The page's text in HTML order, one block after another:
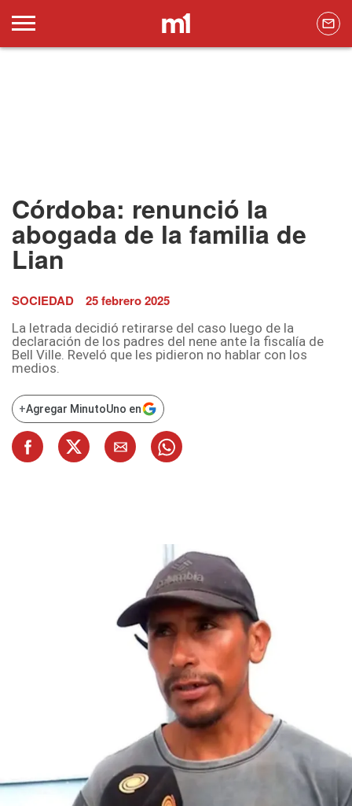
Córdoba: renunció la
abogada de la familia de
Lian
SOCIEDAD 25 febrero 2025
La letrada decidió retirarse del caso luego de la
declaración de los padres del nene ante la fiscalía de
Bell Ville. Reveló que les pidieron no hablar con los
medios.
+Agregar MinutoUno en